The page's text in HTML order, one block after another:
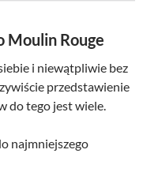
Moulin Rouge
i niewątpliwie bez
przedstawienie
do tego jest wiele.
najmniejszego